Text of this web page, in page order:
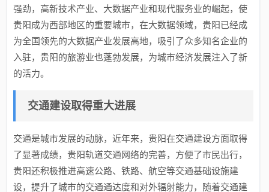
强劲，高新技术产业、大数据产业和现代服务业的崛起，使
贵阳成为西部地区的重要城市，在大数据领域，贵阳已经成
为全国领先的大数据产业发展高地，吸引了众多知名企业的
入驻，贵阳的旅游业也蓬勃发展，为城市经济发展注入了新
的活力。
交通建设取得重大进展
交通是城市发展的动脉，近年来，贵阳在交通建设方面取得
了显著成绩，贵阳轨道交通网络的完善，方便了市民出行，
贵阳还积极推进高速公路、铁路、航空等交通基础设施建
设，提升了城市的交通通达度和对外辐射能力，随着交通建